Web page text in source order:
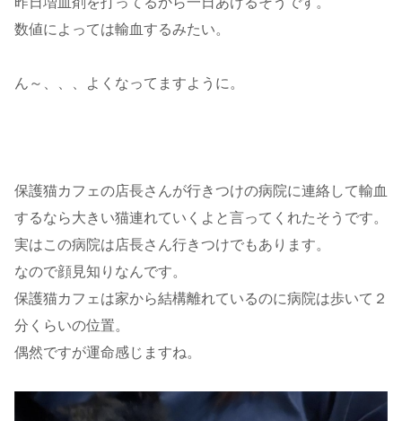
数値によっては輸血するみたい。
ん～、、、よくなってますように。
保護猫カフェの店長さんが行きつけの病院に連絡して輸血
するなら大きい猫連れていくよと言ってくれたそうです。
実はこの病院は店長さん行きつけでもあります。
なので顔見知りなんです。
保護猫カフェは家から結構離れているのに病院は歩いて２
分くらいの位置。
偶然ですが運命感じますね。